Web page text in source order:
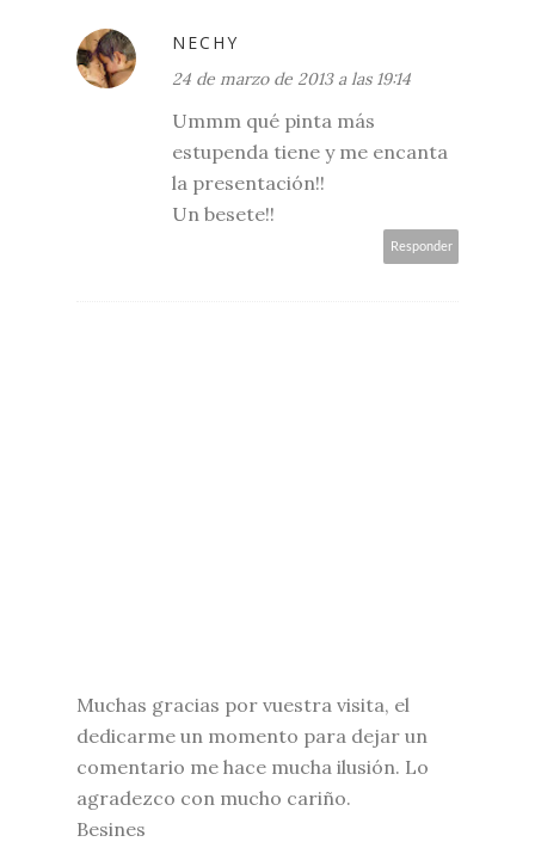
NECHY
24 de marzo de 2013 a las 19:14
Ummm qué pinta más
estupenda tiene y me encanta
la presentación!!
Un besete!!
Responder
Muchas gracias por vuestra visita, el
dedicarme un momento para dejar un
comentario me hace mucha ilusión. Lo
agradezco con mucho cariño.
Besines